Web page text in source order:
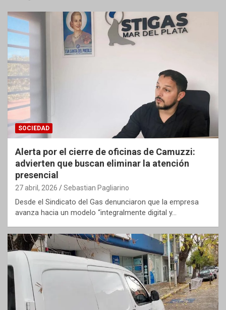
SOCIEDAD
Alerta por el cierre de oficinas de Camuzzi:
advierten que buscan eliminar la atención
presencial
27 abril, 2026 Sebastian Pagliarino
Desde el Sindicato del Gas denunciaron que la empresa
avanza hacia un modelo “integralmente digital y…